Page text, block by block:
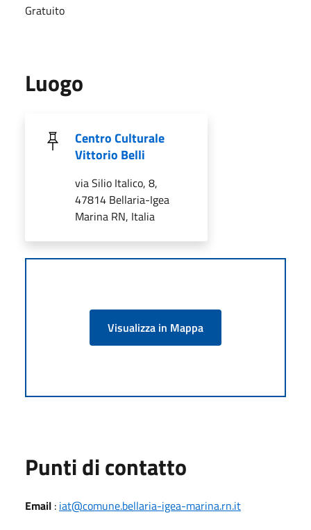
Gratuito
Luogo
Centro Culturale
Vittorio Belli
via Silio Italico, 8,
47814 Bellaria-Igea
Marina RN, Italia
Visualizza in Mappa
Punti di contatto
Email : iat@comune.bellaria-igea-marina.rn.it